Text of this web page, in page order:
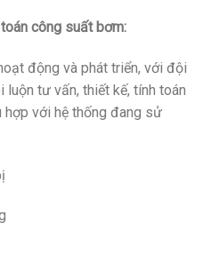
công suất bơm:
động và phát triển, với đội
luộn tư vấn, thiết kế, tính toán
hợp với hệ thống đang sử